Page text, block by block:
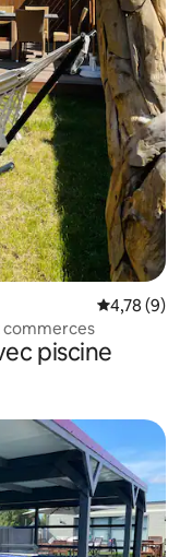
Évaluation
4,78 (9)
commerces
piscine